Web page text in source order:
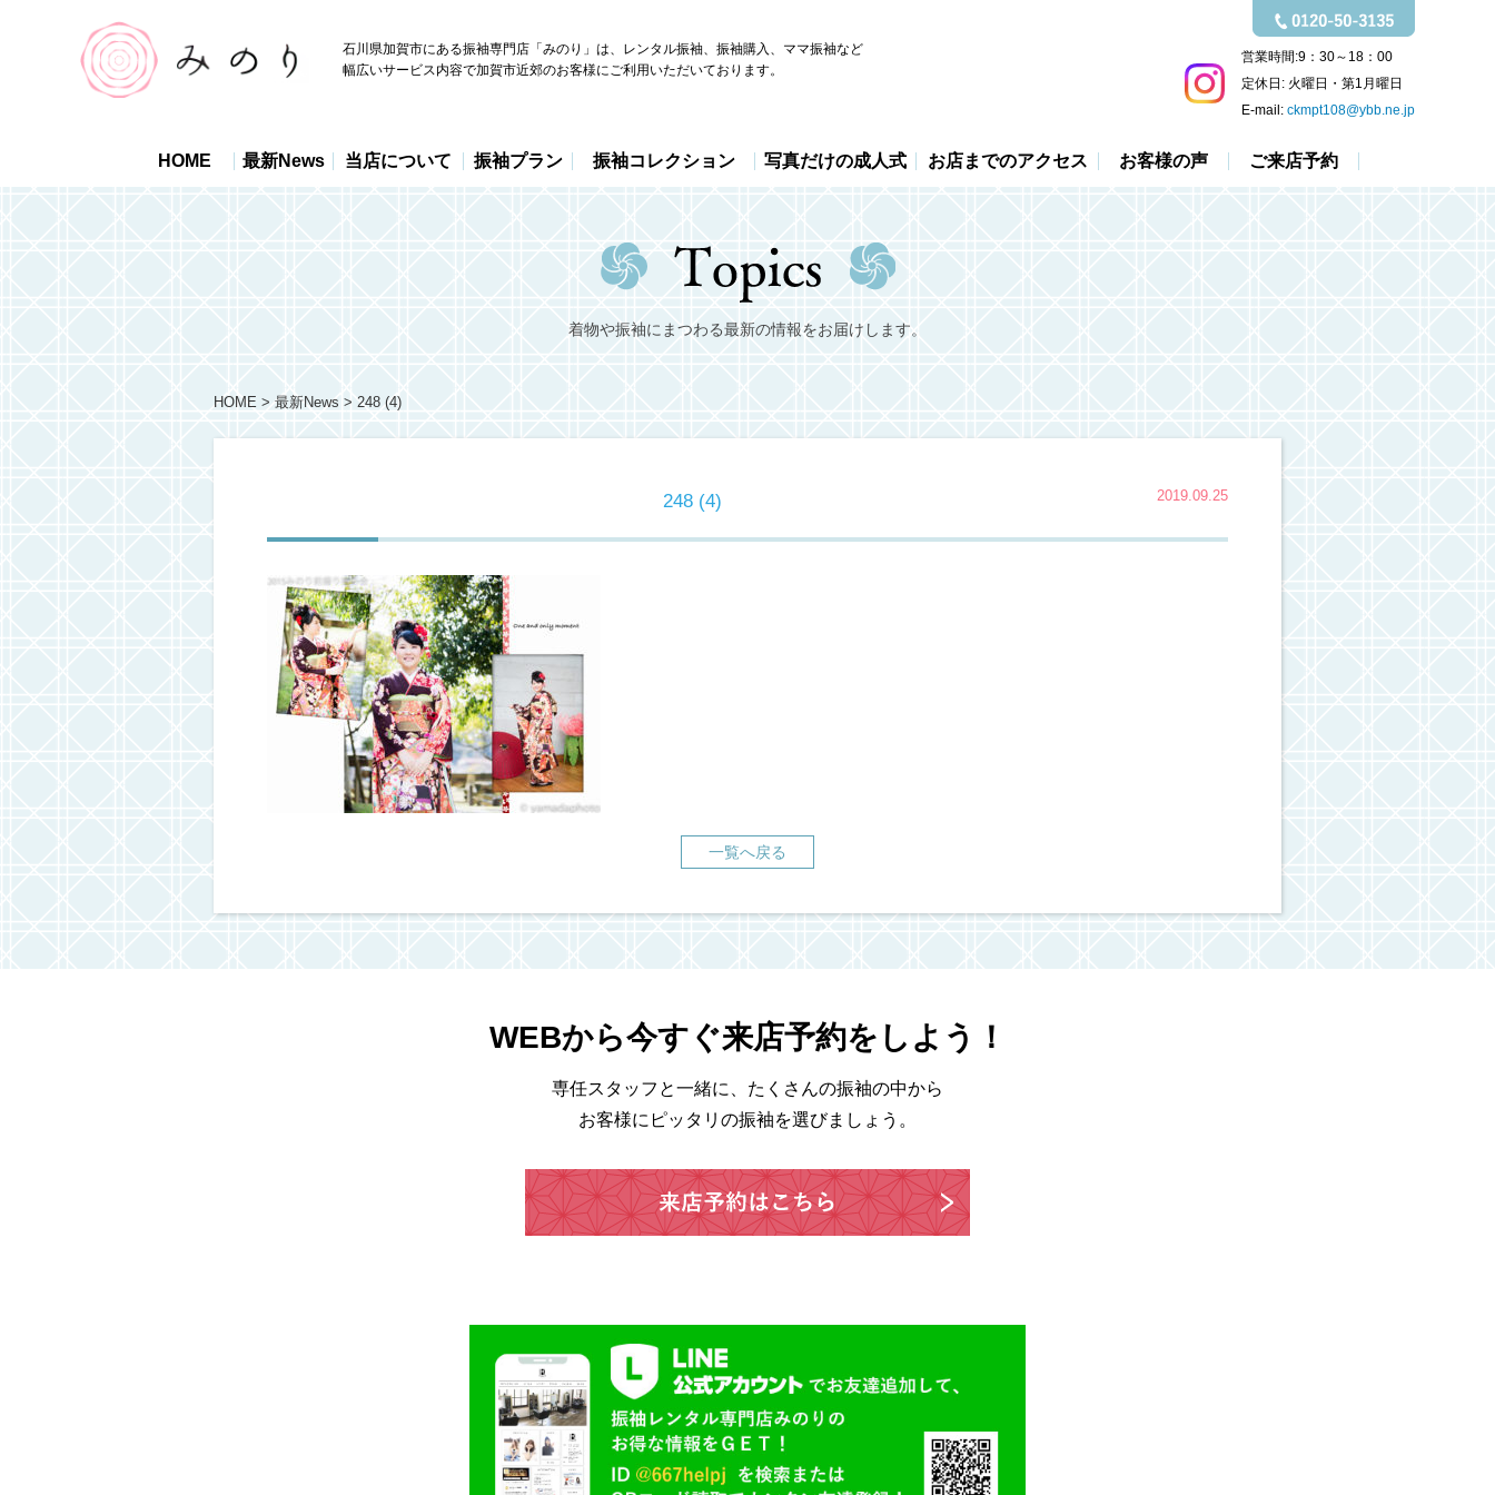
石川県加賀市にある振袖専門店「みのり」は、レンタル振袖、振袖購入、ママ振袖など
幅広いサービス内容で加賀市近郊のお客様にご利用いただいております。
営業時間:9：30～18：00
定休日: 火曜日・第1月曜日
E-mail: ckmpt108@ybb.ne.jp
HOME 最新News 当店について 振袖プラン 振袖コレクション 写真だけの成人式 お店までのアクセス お客様の声 ご来店予約
着物や振袖にまつわる最新の情報をお届けします。
HOME 最新News 248 (4)
2019.09.25
248 (4)
一覧へ戻る
WEBから今すぐ来店予約をしよう！
専任スタッフと一緒に、たくさんの振袖の中から
お客様にピッタリの振袖を選びましょう。